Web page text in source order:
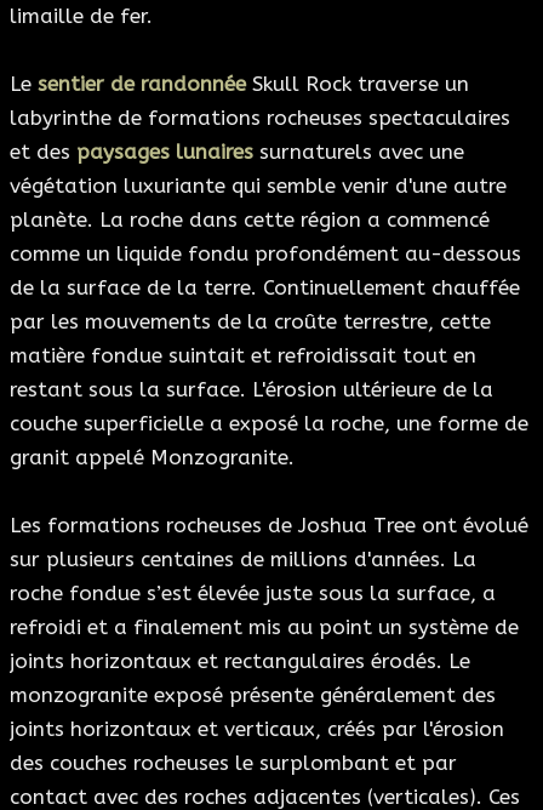
limaille de fer.
Le sentier de randonnéeSkull Rock traverse un
labyrinthe de formations rocheuses spectaculaires
et des paysages lunaires surnaturels avec une
végétation luxuriante qui semble venir d'une autre
planète. La roche dans cette région a commencé
comme un liquide fondu profondément au-dessous
de la surface de la terre. Continuellement chauffée
par les mouvements de la croûte terrestre, cette
matière fondue suintait et refroidissait tout en
restant sous la surface. L'érosion ultérieure de la
couche superficielle a exposé la roche, une forme de
granit appelé Monzogranite.
Les formations rocheuses de Joshua Tree ont évolué
sur plusieurs centaines de millions d'années. La
roche fondue s’est élevée juste sous la surface, a
refroidi et a finalement mis au point un système de
joints horizontaux et rectangulaires érodés. Le
monzogranite exposé présente généralement des
joints horizontaux et verticaux, créés par l'érosion
des couches rocheuses le surplombant et par
contact avec des roches adjacentes (verticales). Ces